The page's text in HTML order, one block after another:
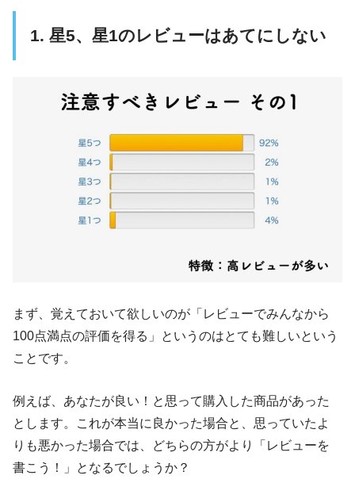
1. 星5、星1のレビューはあてにしない
まず、覚えておいて欲しいのが「レビューでみんなから
100点満点の評価を得る」というのはとても難しいという
ことです。
例えば、あなたが良い！と思って購入した商品があった
とします。これが本当に良かった場合と、思っていたよ
りも悪かった場合では、どちらの方がより「レビューを
書こう！」となるでしょうか？